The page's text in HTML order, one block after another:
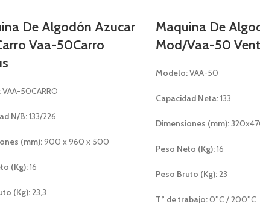
De Algodón Azucar
Vaa-50Carro
VAA-50CARRO
N/B:133/226
(mm):900 x 960 x 500
(Kg):16
(Kg):23,3
Maquina De
Mod/Vaa-50
Modelo:VAA-50
Capacidad Neta:133
Dimensiones (mm):
Peso Neto (Kg):16
Peso Bruto (Kg):23
T° de trabajo:0°C / 200°C